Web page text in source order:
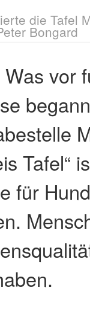
die Tafel
Bongard
vor
Tafel“
für